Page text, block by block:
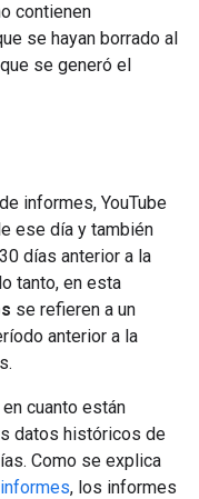
contienen
se hayan borrado al
se generó el
informes, YouTube
ese día y también
días anterior a la
tanto, en esta
se refieren a un
anterior a la
cuanto están
datos históricos de
Como se explica
, los informes